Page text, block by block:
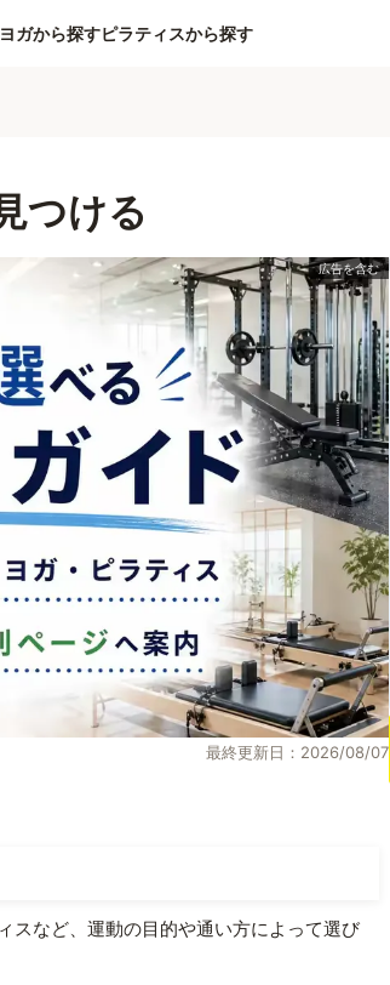
ヨガから探すピラティスから探す
つける
最終更新日：2026/08/07
スなど、運動の目的や通い方によって選び